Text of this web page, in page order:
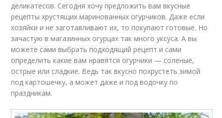
деликатесов. Сегодня хочу предложить вам вкусные
рецепты хрустящих маринованных огурчиков. Даже если
хозяйки и не заготавливают их, то покупают готовые. Но
зачастую в магазинных огурцах так много уксуса. А вы
можете сами выбрать подходящий рецепт и сами
определить какие вам нравятся огурчики — соленые,
острые или сладкие. Ведь так вкусно похрустеть зимой
под картошечку, а может даже и под водочку по
праздникам.